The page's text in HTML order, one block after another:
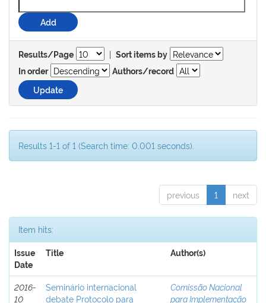
Results/Page | Sort items by
In order
Authors/record
Results 1-1 of 1 (Search time: 0.001 seconds).
previous 1 next
Item hits:
Issue
Date
Title Author(s)
2016-
10
Seminário internacional
debate Protocolo para
Comissão Nacional
para Implementação